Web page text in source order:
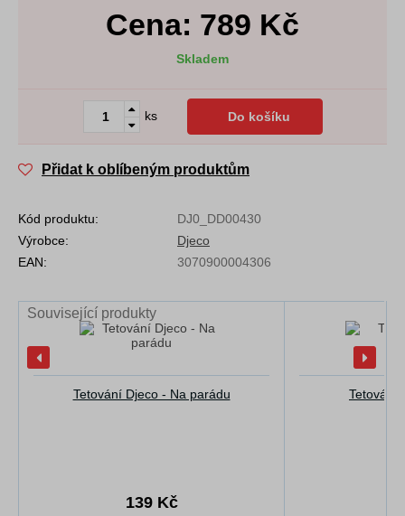
Cena: 789 Kč
Skladem
ks Do košíku
Přidat k oblíbeným produktům
Kód produktu:
DJ0_DD00430
Výrobce:
Djeco
EAN:
3070900004306
Související produkty
Tetování Djeco - Na parádu
139 Kč
Tetování